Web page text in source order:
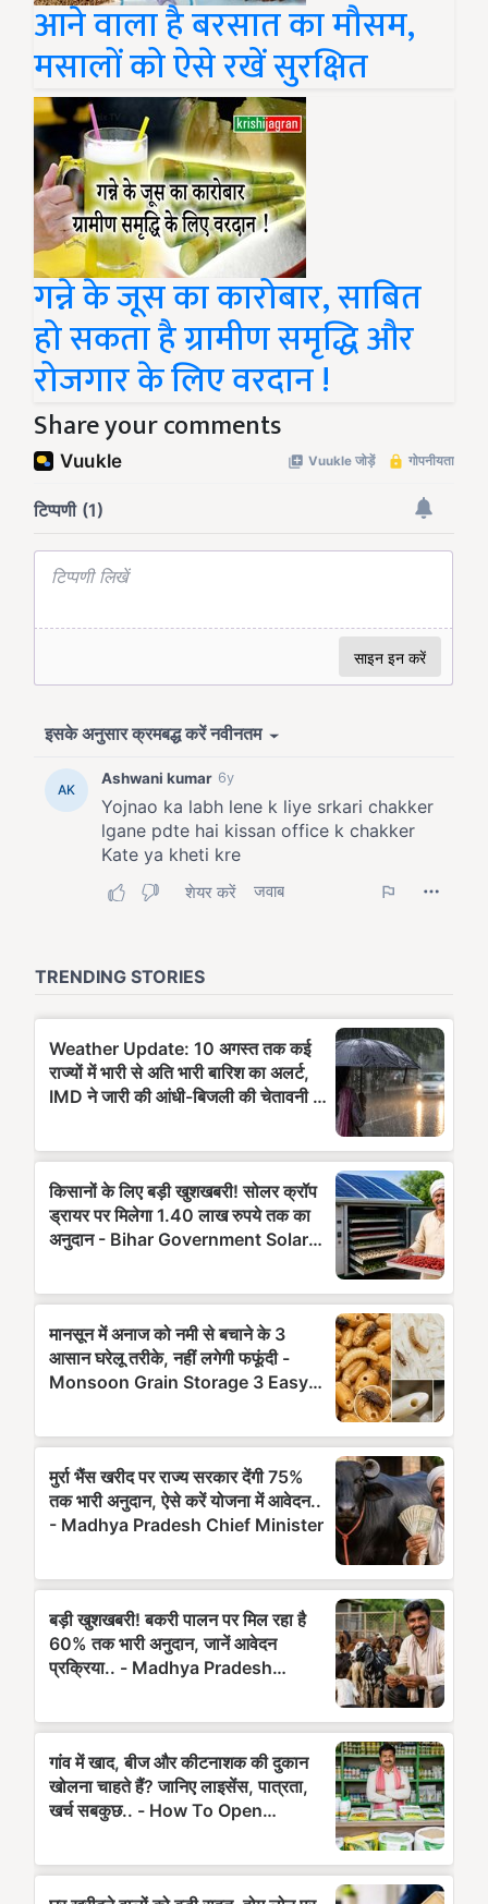
आने वाला है बरसात का मौसम,
मसालों को ऐसे रखें सुरक्षित
गन्ने के जूस का कारोबार, साबित
हो सकता है ग्रामीण समृद्धि और
रोजगार के लिए वरदान !
Share your comments